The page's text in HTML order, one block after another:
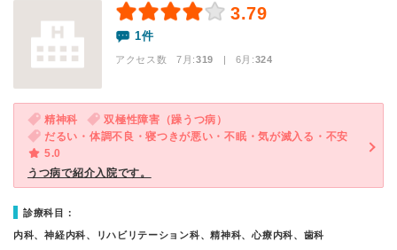
3.79
1件
アクセス数 7月:319 | 6月:324
精神科
双極性障害（躁うつ病）
だるい・体調不良・寝つきが悪い・不眠・気が滅入る・不安
5.0
うつ病で紹介入院です。
診療科目：
内科、神経内科、リハビリテーション科、精神科、心療内科、歯科